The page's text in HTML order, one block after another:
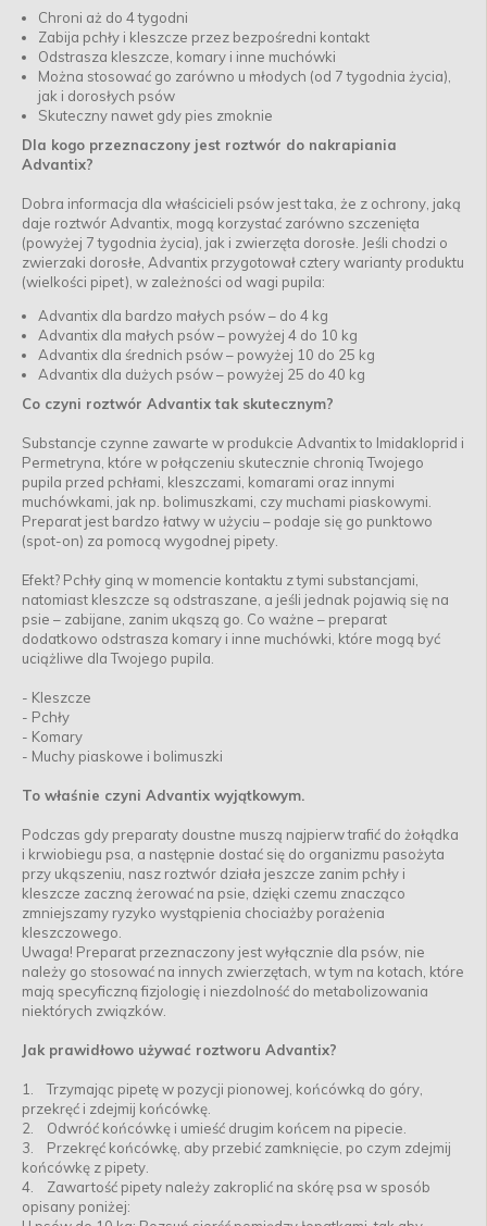
Chroni aż do 4 tygodni
Zabija pchły i kleszcze przez bezpośredni kontakt
Odstrasza kleszcze, komary i inne muchówki
Można stosować go zarówno u młodych (od 7 tygodnia życia),
jak i dorosłych psów
Skuteczny nawet gdy pies zmoknie
Dla kogo przeznaczony jest roztwór do nakrapiania
Advantix?
Dobra informacja dla właścicieli psów jest taka, że z ochrony, jaką
daje roztwór Advantix, mogą korzystać zarówno szczenięta
(powyżej 7 tygodnia życia), jak i zwierzęta dorosłe. Jeśli chodzi o
zwierzaki dorosłe, Advantix przygotował cztery warianty produktu
(wielkości pipet), w zależności od wagi pupila:
Advantix dla bardzo małych psów – do 4 kg
Advantix dla małych psów – powyżej 4 do 10 kg
Advantix dla średnich psów – powyżej 10 do 25 kg
Advantix dla dużych psów – powyżej 25 do 40 kg
Co czyni roztwór Advantix tak skutecznym?
Substancje czynne zawarte w produkcie Advantix to Imidakloprid i
Permetryna, które w połączeniu skutecznie chronią Twojego
pupila przed pchłami, kleszczami, komarami oraz innymi
muchówkami, jak np. bolimuszkami, czy muchami piaskowymi.
Preparat jest bardzo łatwy w użyciu – podaje się go punktowo
(spot-on) za pomocą wygodnej pipety.
Efekt? Pchły giną w momencie kontaktu z tymi substancjami,
natomiast kleszcze są odstraszane, a jeśli jednak pojawią się na
psie – zabijane, zanim ukąszą go. Co ważne – preparat
dodatkowo odstrasza komary i inne muchówki, które mogą być
uciążliwe dla Twojego pupila.
- Kleszcze
- Pchły
- Komary
- Muchy piaskowe i bolimuszki
To właśnie czyni Advantix wyjątkowym.
Podczas gdy preparaty doustne muszą najpierw trafić do żołądka
i krwiobiegu psa, a następnie dostać się do organizmu pasożyta
przy ukąszeniu, nasz roztwór działa jeszcze zanim pchły i
kleszcze zaczną żerować na psie, dzięki czemu znacząco
zmniejszamy ryzyko wystąpienia chociażby porażenia
kleszczowego.
Uwaga! Preparat przeznaczony jest wyłącznie dla psów, nie
należy go stosować na innych zwierzętach, w tym na kotach, które
mają specyficzną fizjologię i niezdolność do metabolizowania
niektórych związków.
Jak prawidłowo używać roztworu Advantix?
1. Trzymając pipetę w pozycji pionowej, końcówką do góry,
przekręć i zdejmij końcówkę.
2. Odwróć końcówkę i umieść drugim końcem na pipecie.
3. Przekręć końcówkę, aby przebić zamknięcie, po czym zdejmij
końcówkę z pipety.
4. Zawartość pipety należy zakroplić na skórę psa w sposób
opisany poniżej: